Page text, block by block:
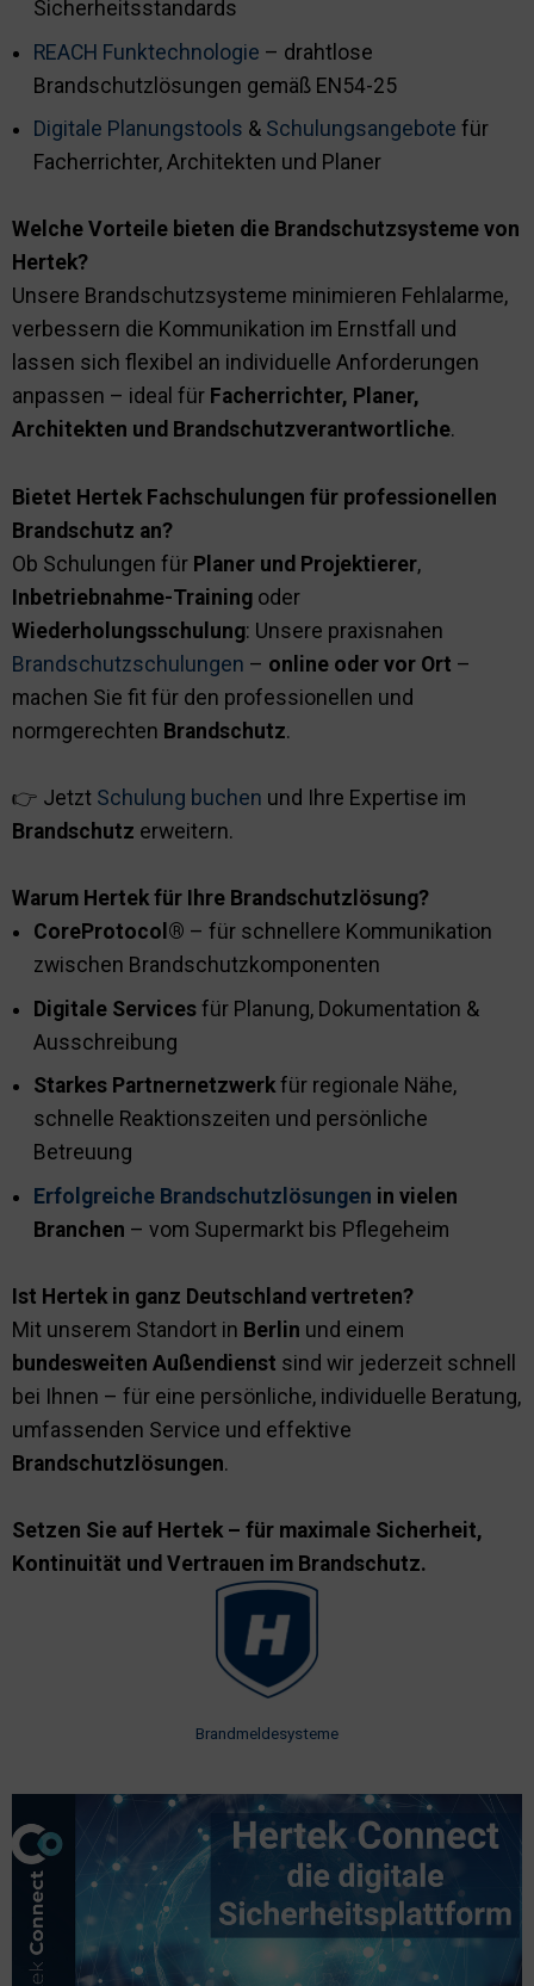
Sicherheitsstandards
REACH Funktechnologie – drahtlose
Brandschutzlösungen gemäß EN54-25
Digitale Planungstools & Schulungsangebote für
Facherrichter, Architekten und Planer
Welche Vorteile bieten die Brandschutzsysteme von
Hertek?
Unsere Brandschutzsysteme minimieren Fehlalarme,
verbessern die Kommunikation im Ernstfall und
lassen sich flexibel an individuelle Anforderungen
anpassen – ideal für Facherrichter, Planer,
Architekten und Brandschutzverantwortliche.
Bietet Hertek Fachschulungen für professionellen
Brandschutz an?
Ob Schulungen für Planer und Projektierer,
Inbetriebnahme-Training oder
Wiederholungsschulung: Unsere praxisnahen
Brandschutzschulungen – online oder vor Ort –
machen Sie fit für den professionellen und
normgerechten Brandschutz.
👉 Jetzt Schulung buchen und Ihre Expertise im
Brandschutz erweitern.
Warum Hertek für Ihre Brandschutzlösung?
CoreProtocol® – für schnellere Kommunikation
zwischen Brandschutzkomponenten
Digitale Servicesfür Planung, Dokumentation &
Ausschreibung
Starkes Partnernetzwerkfür regionale Nähe,
schnelle Reaktionszeiten und persönliche
Betreuung
Erfolgreiche Brandschutzlösungen in vielen
Branchen – vom Supermarkt bis Pflegeheim
Ist Hertek in ganz Deutschland vertreten?
Mit unserem Standort in Berlin und einem
bundesweiten Außendienst sind wir jederzeit schnell
bei Ihnen – für eine persönliche, individuelle Beratung,
umfassenden Service und effektive
Brandschutzlösungen.
Setzen Sie auf Hertek – für maximale Sicherheit,
Kontinuität und Vertrauen im Brandschutz.
Brandmeldesysteme